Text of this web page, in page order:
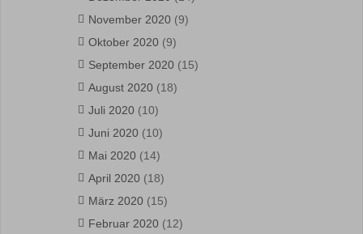
November 2020 (9)
Oktober 2020 (9)
September 2020 (15)
August 2020 (18)
Juli 2020 (10)
Juni 2020 (10)
Mai 2020 (14)
April 2020 (18)
März 2020 (15)
Februar 2020 (12)